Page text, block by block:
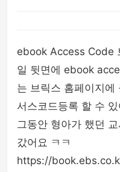
ebook Access Code
일 뒷면에 ebook
는 브릭스 홈페이지
서스코드등록 할 수
그동안 형아가 했던
갔어요 ㅋㅋ
https://